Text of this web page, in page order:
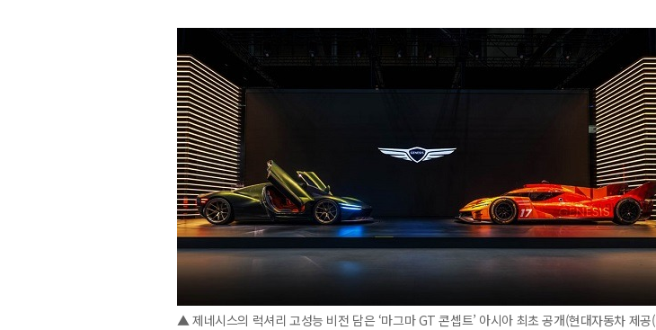
▲ 제네시스의 럭셔리 고성능 비전 담은 ‘마그마 GT 콘셉트’ 아시아 최초 공개(현대자동차 제공(